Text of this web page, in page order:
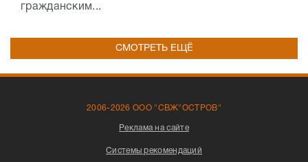
гражданским...
СМОТРЕТЬ ЕЩЁ
2006-2026 ООО "СВЖ"ОСТРОВ"
Реклама на сайте
Системы рекомендаций